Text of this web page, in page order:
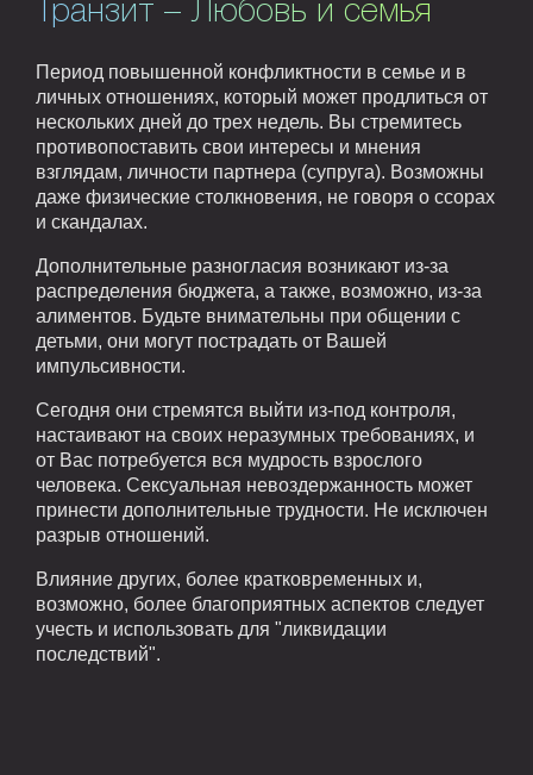
Транзит – Любовь и семья
Период повышенной конфликтности в семье и в
личных отношениях, который может продлиться от
нескольких дней до трех недель. Вы стремитесь
противопоставить свои интересы и мнения
взглядам, личности партнера (супруга). Возможны
даже физические столкновения, не говоря о ссорах
и скандалах.
Дополнительные разногласия возникают из-за
распределения бюджета, а также, возможно, из-за
алиментов. Будьте внимательны при общении с
детьми, они могут пострадать от Вашей
импульсивности.
Сегодня они стремятся выйти из-под контроля,
настаивают на своих неразумных требованиях, и
от Вас потребуется вся мудрость взрослого
человека. Сексуальная невоздержанность может
принести дополнительные трудности. Не исключен
разрыв отношений.
Влияние других, более кратковременных и,
возможно, более благоприятных аспектов следует
учесть и использовать для "ликвидации
последствий".